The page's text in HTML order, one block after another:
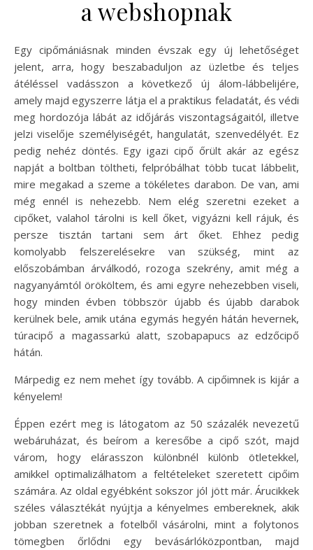
a webshopnak
Egy cipőmániásnak minden évszak egy új lehetőséget
jelent, arra, hogy beszabaduljon az üzletbe és teljes
átéléssel vadásszon a következő új álom-lábbelijére,
amely majd egyszerre látja el a praktikus feladatát, és védi
meg hordozója lábát az időjárás viszontagságaitól, illetve
jelzi viselője személyiségét, hangulatát, szenvedélyét. Ez
pedig nehéz döntés. Egy igazi cipő őrült akár az egész
napját a boltban töltheti, felpróbálhat több tucat lábbelit,
mire megakad a szeme a tökéletes darabon. De van, ami
még ennél is nehezebb. Nem elég szeretni ezeket a
cipőket, valahol tárolni is kell őket, vigyázni kell rájuk, és
persze tisztán tartani sem árt őket. Ehhez pedig
komolyabb felszerelésekre van szükség, mint az
előszobámban árválkodó, rozoga szekrény, amit még a
nagyanyámtól örököltem, és ami egyre nehezebben viseli,
hogy minden évben többször újabb és újabb darabok
kerülnek bele, amik utána egymás hegyén hátán hevernek,
túracipő a magassarkú alatt, szobapapucs az edzőcipő
hátán.
Márpedig ez nem mehet így tovább. A cipőimnek is kijár a
kényelem!
Éppen ezért meg is látogatom az 50 százalék nevezetű
webáruházat, és beírom a keresőbe a cipő szót, majd
várom, hogy elárasszon különbnél különb ötletekkel,
amikkel optimalizálhatom a feltételeket szeretett cipőim
számára. Az oldal egyébként sokszor jól jött már. Árucikkek
széles választékát nyújtja a kényelmes embereknek, akik
jobban szeretnek a fotelből vásárolni, mint a folytonos
tömegben őrlődni egy bevásárlóközpontban, majd